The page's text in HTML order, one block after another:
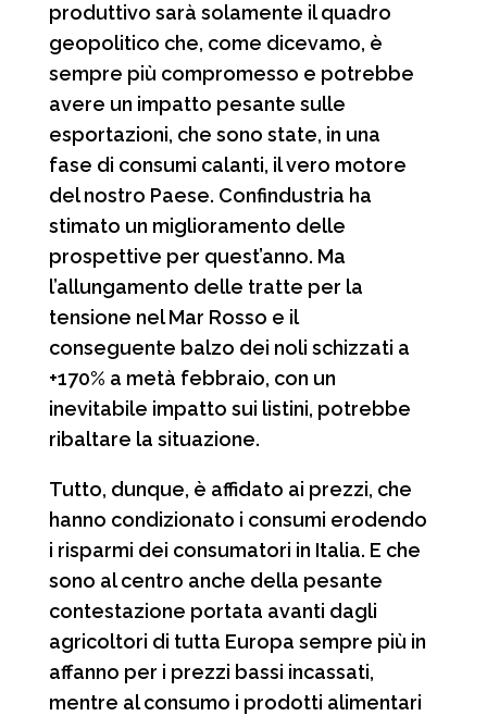
produttivo sarà solamente il quadro
geopolitico che, come dicevamo, è
sempre più compromesso e potrebbe
avere un impatto pesante sulle
esportazioni, che sono state, in una
fase di consumi calanti, il vero motore
del nostro Paese. Confindustria ha
stimato un miglioramento delle
prospettive per quest’anno. Ma
l’allungamento delle tratte per la
tensione nel Mar Rosso e il
conseguente balzo dei noli schizzati a
+170% a metà febbraio, con un
inevitabile impatto sui listini, potrebbe
ribaltare la situazione.
Tutto, dunque, è affidato ai prezzi, che
hanno condizionato i consumi erodendo
i risparmi dei consumatori in Italia. E che
sono al centro anche della pesante
contestazione portata avanti dagli
agricoltori di tutta Europa sempre più in
affanno per i prezzi bassi incassati,
mentre al consumo i prodotti alimentari